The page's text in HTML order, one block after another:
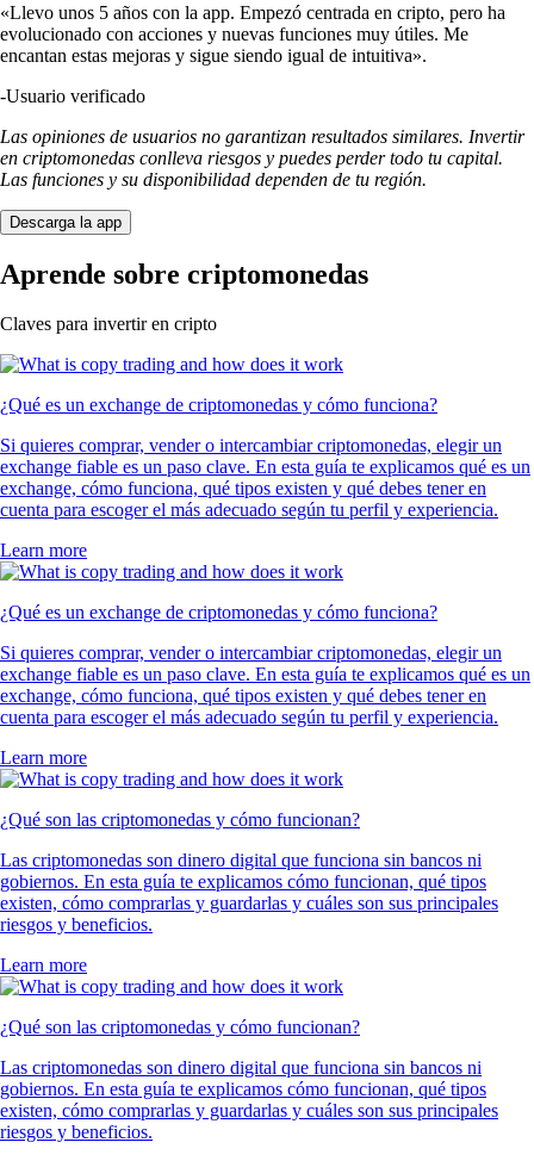
«Llevo unos 5 años con la app. Empezó centrada en cripto, pero ha
evolucionado con acciones y nuevas funciones muy útiles. Me
encantan estas mejoras y sigue siendo igual de intuitiva».
-Usuario verificado
Las opiniones de usuarios no garantizan resultados similares. Invertir
en criptomonedas conlleva riesgos y puedes perder todo tu capital.
Las funciones y su disponibilidad dependen de tu región.
Descarga la app
Aprende sobre criptomonedas
Claves para invertir en cripto
¿Qué es un exchange de criptomonedas y cómo funciona?
Si quieres comprar, vender o intercambiar criptomonedas, elegir un
exchange fiable es un paso clave. En esta guía te explicamos qué es un
exchange, cómo funciona, qué tipos existen y qué debes tener en
cuenta para escoger el más adecuado según tu perfil y experiencia.
Learn more
¿Qué es un exchange de criptomonedas y cómo funciona?
Si quieres comprar, vender o intercambiar criptomonedas, elegir un
exchange fiable es un paso clave. En esta guía te explicamos qué es un
exchange, cómo funciona, qué tipos existen y qué debes tener en
cuenta para escoger el más adecuado según tu perfil y experiencia.
Learn more
¿Qué son las criptomonedas y cómo funcionan?
Las criptomonedas son dinero digital que funciona sin bancos ni
gobiernos. En esta guía te explicamos cómo funcionan, qué tipos
existen, cómo comprarlas y guardarlas y cuáles son sus principales
riesgos y beneficios.
Learn more
¿Qué son las criptomonedas y cómo funcionan?
Las criptomonedas son dinero digital que funciona sin bancos ni
gobiernos. En esta guía te explicamos cómo funcionan, qué tipos
existen, cómo comprarlas y guardarlas y cuáles son sus principales
riesgos y beneficios.